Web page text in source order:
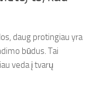
daug protingiau yra
būdus. Tai
veda į tvarų